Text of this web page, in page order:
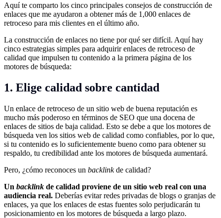
Aquí te comparto los cinco principales consejos de construcción de
enlaces que me ayudaron a obtener más de 1,000 enlaces de
retroceso para mis clientes en el último año.
La construcción de enlaces no tiene por qué ser difícil. Aquí hay
cinco estrategias simples para adquirir enlaces de retroceso de
calidad que impulsen tu contenido a la primera página de los
motores de búsqueda:
1. Elige calidad sobre cantidad
Un enlace de retroceso de un sitio web de buena reputación es
mucho más poderoso en términos de SEO que una docena de
enlaces de sitios de baja calidad. Esto se debe a que los motores de
búsqueda ven los sitios web de calidad como confiables, por lo que,
si tu contenido es lo suficientemente bueno como para obtener su
respaldo, tu credibilidad ante los motores de búsqueda aumentará.
Pero, ¿cómo reconoces un backlinkde calidad?
Un backlink de calidad proviene de un sitio web real con una
audiencia real. Deberías evitar redes privadas de blogs o granjas de
enlaces, ya que los enlaces de estas fuentes solo perjudicarán tu
posicionamiento en los motores de búsqueda a largo plazo.